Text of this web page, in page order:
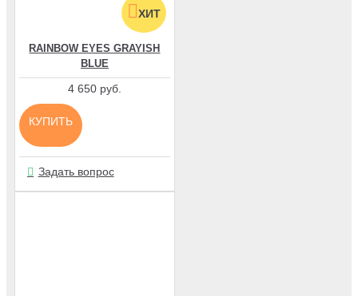
ХИТ
RAINBOW EYES GRAYISH
BLUE
4 650 руб.
КУПИТЬ
Задать вопрос